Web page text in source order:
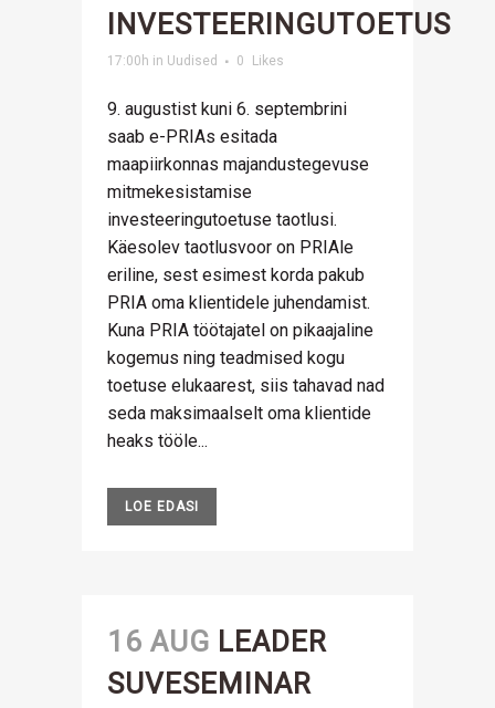
INVESTEERINGUTOETUS
17:00h in Uudised 0 Likes
9. augustist kuni 6. septembrini
saab e-PRIAs esitada
maapiirkonnas majandustegevuse
mitmekesistamise
investeeringutoetuse taotlusi.
Käesolev taotlusvoor on PRIAle
eriline, sest esimest korda pakub
PRIA oma klientidele juhendamist.
Kuna PRIA töötajatel on pikaajaline
kogemus ning teadmised kogu
toetuse elukaarest, siis tahavad nad
seda maksimaalselt oma klientide
heaks tööle...
LOE EDASI
16 AUG LEADER
SUVESEMINAR